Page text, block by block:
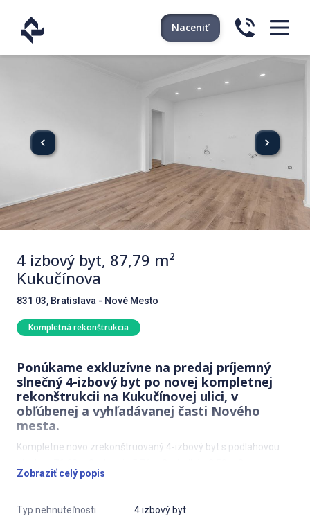
Naceniť
4 izbový byt, 87,79 m²
Kukučínova
831 03, Bratislava - Nové Mesto
Kompletná rekonštrukcia
Ponúkame exkluzívne na predaj príjemný
slnečný 4-izbový byt po novej kompletnej
rekonštrukcii na Kukučínovej ulici, v
obľúbenej a vyhľadávanej časti Nového
mesta.
Kompletne novo zrekonštruovaný 4-izbový byt s podlahovou
nachádza na 6. p./6. v zateplenom bytovom dome. Dispozíciu
kútom, dve spálne (jedna s výstupom na loggiu), pracovňa s
Zobraziť celý popis
Typ nehnuteľnosti 4 izbový byt